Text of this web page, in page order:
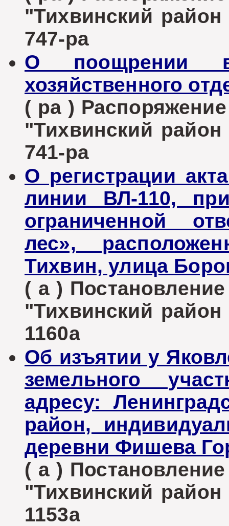
"Тихвинский
747-ра
О поощрении
хозяйственного
( ра )
"Тихвинский
741-ра
О регистрации
линии ВЛ-110,
ограниченной
лес»,
Тихвин, улица
( а )
"Тихвинский
1160а
Об изъятии у
земельного
адресу:
район,
деревни Фишева
( а )
"Тихвинский
1153а